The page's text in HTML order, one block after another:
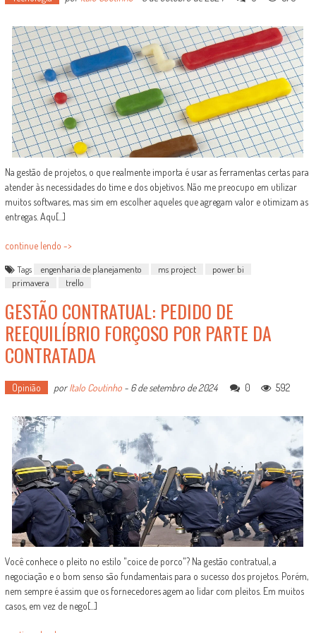
Na gestão de projetos, o que realmente importa é usar as ferramentas certas para
atender às necessidades do time e dos objetivos. Não me preocupo em utilizar
muitos softwares, mas sim em escolher aqueles que agregam valor e otimizam as
entregas. Aqu[...]
continue lendo ->
Tags engenharia de planejamento ms project
power bi
primavera
trello
GESTÃO CONTRATUAL: PEDIDO DE
REEQUILÍBRIO FORÇOSO POR PARTE DA
CONTRATADA
Opinião porItalo Coutinho- 6 de setembro de 2024 0 592
Você conhece o pleito no estilo "coice de porco"? Na gestão contratual, a
negociação e o bom senso são fundamentais para o sucesso dos projetos. Porém,
nem sempre é assim que os fornecedores agem ao lidar com pleitos. Em muitos
casos, em vez de nego[...]